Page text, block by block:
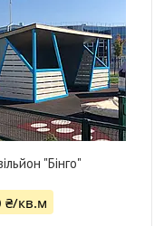
"Бінго"
₴/кв.м